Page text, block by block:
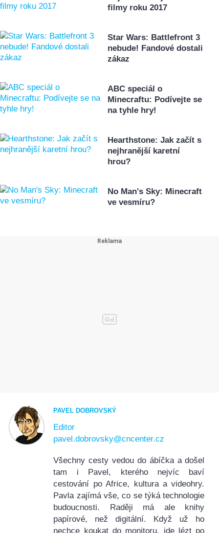
filmy roku 2017
Star Wars: Battlefront 3
nebude! Fandové dostali
zákaz
ABC speciál o
Minecraftu: Podívejte se
na tyhle hry!
Hearthstone: Jak začít s
nejhranější karetní
hrou?
No Man's Sky: Minecraft
ve vesmíru?
PAVEL DOBROVSKÝ
Editor
pavel.dobrovsky@cncenter.cz
Všechny cesty vedou do ábíčka a došel
tam i Pavel, kterého nejvíc baví
cestování po Africe, kultura a videohry.
Pavla zajímá vše, co se týká technologie
budoucnosti. Raději má ale knihy
papírové, než digitální. Když už ho
nechce koukat do monitoru, jde lézt po